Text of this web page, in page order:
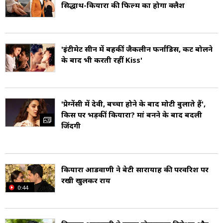
Award).
बाद के सालों में उन्होंने. हंसी तो फंसी (2014), एक विलेन
(2014), कपूर एंड संस (2016), इत्तेफाक (2017),
अभिनय किया और प्रसंशा बटोरी (Sidharth
Malhotra Movies).
राजधानी दिल्ली (Delhi) में हुई थी (Sidharth
Malhotra Age). वे एक पंजाबी हिंदू परिवार से ताल्लुक
हैं और मां रिम्मा मल्होत्रा एक गृहणी हैं (Sidharth
सिद्धार्थ-कियारा की फिल्म का होगा क्लैश
'इंटीमेट सीन में बहकीं जैकलीन फर्नांडिस, कट बोलने
के बाद भी करती रहीं Kiss'
'प्रेग्नेंसी में देवी, बच्चा होने के बाद मोटी बुलाते हैं',
किस पर भड़कीं कियारा? मां बनने के बाद बदली
जिंदगी
0:44
कियारा आडवाणी ने बेटी सारायाह की परवरिश पर
रखी खुलकर राय